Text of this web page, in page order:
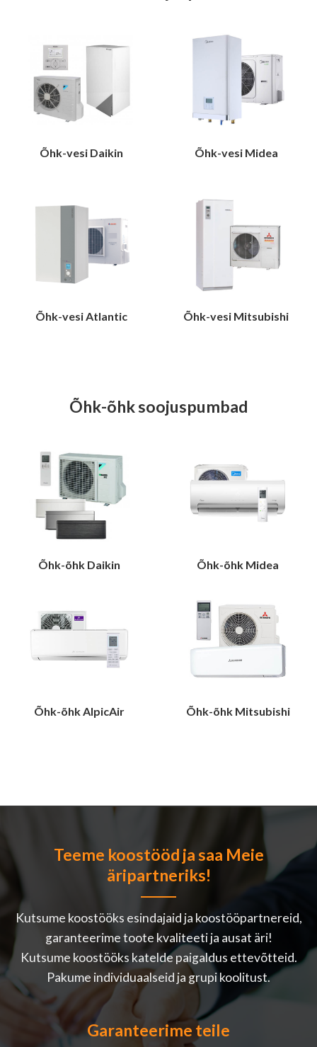
Õhk-vesi Daikin Õhk-vesi Midea
Õhk-vesi Atlantic Õhk-vesi Mitsubishi
Õhk-õhk soojuspumbad
Õhk-õhk Daikin Õhk-õhk Midea
Õhk-õhk AlpicAir Õhk-õhk Mitsubishi
Teeme koostööd ja saa Meie
äripartneriks!
Kutsume koostööks esindajaid ja koostööpartnereid,
garanteerime toote kvaliteeti ja ausat äri!
Kutsume koostööks katelde paigaldus ettevõtteid.
Pakume individuaalseid ja grupi koolitust.
Garanteerime teile